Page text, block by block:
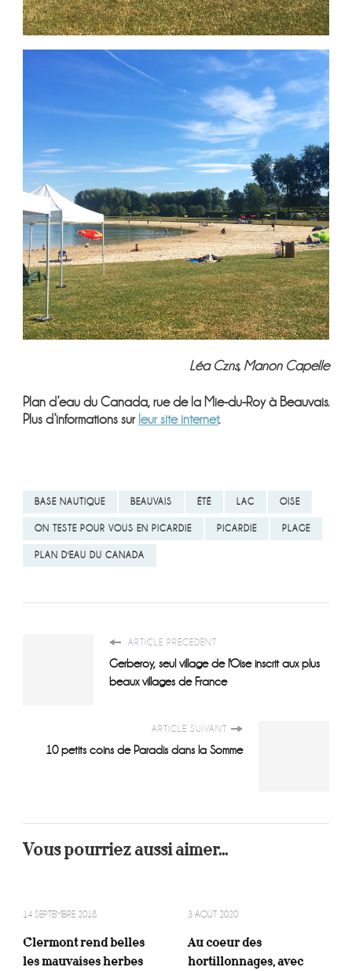
Léa Czns, Manon Capelle
Plan d’eau du Canada, rue de la Mie-du-Roy à Beauvais.
Plus d’informations sur leur site internet.
BASE NAUTIQUE BEAUVAIS ÉTÉ LAC OISE
ON TESTE POUR VOUS EN PICARDIE PICARDIE PLAGE
PLAN D'EAU DU CANADA
ARTICLE PRÉCÉDENT
Gerberoy, seul village de l'Oise inscrit aux plus
beaux villages de France
ARTICLE SUIVANT
10 petits coins de Paradis dans la Somme
Vous pourriez aussi aimer...
14 SEPTEMBRE 2018
Clermont rend belles
les mauvaises herbes
3 AOÛT 2020
Au coeur des
hortillonnages, avec